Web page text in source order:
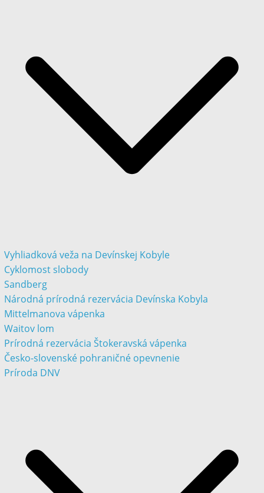
Vyhliadková veža na Devínskej Kobyle
Cyklomost slobody
Sandberg
Národná prírodná rezervácia Devínska Kobyla
Mittelmanova vápenka
Waitov lom
Prírodná rezervácia Štokeravská vápenka
Česko-slovenské pohraničné opevnenie
Príroda DNV